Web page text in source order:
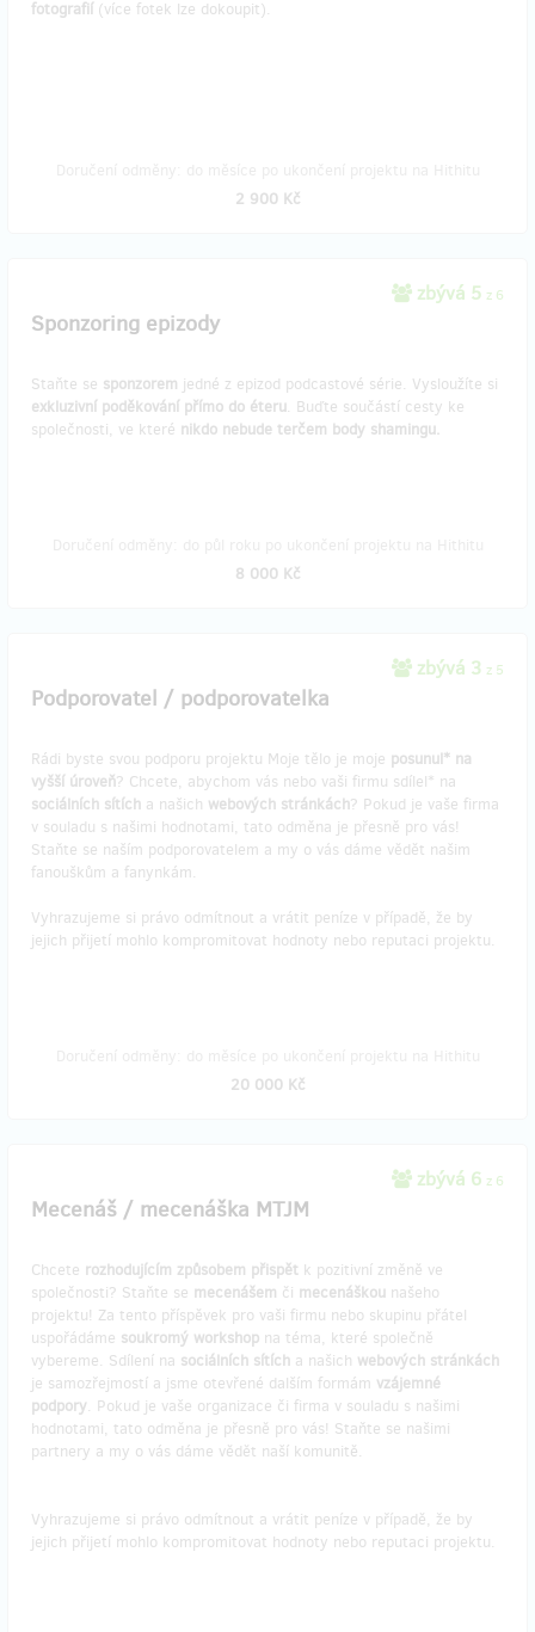
fotografií (více fotek lze dokoupit).
2 900 Kč
zbývá 5 z 6
Sponzoring epizody
Staňte se sponzorem jedné z epizod podcastové série. Vysloužíte si
exkluzivní poděkování přímo do éteru. Buďte součástí cesty ke
společnosti, ve které nikdo nebude terčem body shamingu.
8 000 Kč
zbývá 3 z 5
Podporovatel / podporovatelka
Rádi byste svou podporu projektu Moje tělo je moje posunul* na
vyšší úroveň? Chcete, abychom vás nebo vaši firmu sdílel* na
sociálních sítích a našich webových stránkách? Pokud je vaše firma
v souladu s našimi hodnotami, tato odměna je přesně pro vás!
Staňte se naším podporovatelem a my o vás dáme vědět našim
fanouškům a fanynkám.
Vyhrazujeme si právo odmítnout a vrátit peníze v případě, že by
jejich přijetí mohlo kompromitovat hodnoty nebo reputaci projektu.
20 000 Kč
zbývá 6 z 6
Mecenáš / mecenáška MTJM
Chcete rozhodujícím způsobem přispět k pozitivní změně ve
společnosti? Staňte se mecenášem či mecenáškou našeho
projektu! Za tento příspěvek pro vaši firmu nebo skupinu přátel
uspořádáme soukromý workshop na téma, které společně
vybereme. Sdílení na sociálních sítích a našich webových stránkách
je samozřejmostí a jsme otevřené dalším formám vzájemné
podpory. Pokud je vaše organizace či firma v souladu s našimi
hodnotami, tato odměna je přesně pro vás! Staňte se našimi
partnery a my o vás dáme vědět naší komunitě.
Vyhrazujeme si právo odmítnout a vrátit peníze v případě, že by
jejich přijetí mohlo kompromitovat hodnoty nebo reputaci projektu.